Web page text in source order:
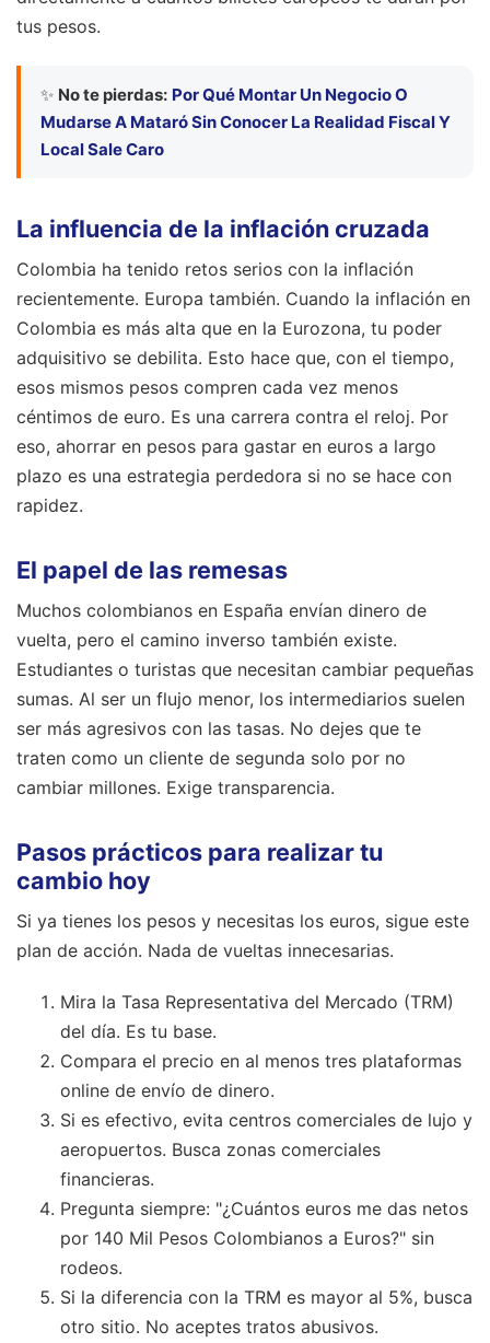
tus pesos.
✨ No te pierdas: Por Qué Montar Un Negocio O
Mudarse A Mataró Sin Conocer La Realidad Fiscal Y
Local Sale Caro
La influencia de la inflación cruzada
Colombia ha tenido retos serios con la inflación
recientemente. Europa también. Cuando la inflación en
Colombia es más alta que en la Eurozona, tu poder
adquisitivo se debilita. Esto hace que, con el tiempo,
esos mismos pesos compren cada vez menos
céntimos de euro. Es una carrera contra el reloj. Por
eso, ahorrar en pesos para gastar en euros a largo
plazo es una estrategia perdedora si no se hace con
rapidez.
El papel de las remesas
Muchos colombianos en España envían dinero de
vuelta, pero el camino inverso también existe.
Estudiantes o turistas que necesitan cambiar pequeñas
sumas. Al ser un flujo menor, los intermediarios suelen
ser más agresivos con las tasas. No dejes que te
traten como un cliente de segunda solo por no
cambiar millones. Exige transparencia.
Pasos prácticos para realizar tu
cambio hoy
Si ya tienes los pesos y necesitas los euros, sigue este
plan de acción. Nada de vueltas innecesarias.
Mira la Tasa Representativa del Mercado (TRM)
del día. Es tu base.
Compara el precio en al menos tres plataformas
online de envío de dinero.
Si es efectivo, evita centros comerciales de lujo y
aeropuertos. Busca zonas comerciales
financieras.
Pregunta siempre: "¿Cuántos euros me das netos
por 140 Mil Pesos Colombianos a Euros?" sin
rodeos.
Si la diferencia con la TRM es mayor al 5%, busca
otro sitio. No aceptes tratos abusivos.